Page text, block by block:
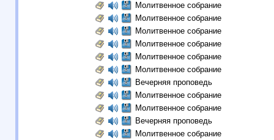
Молитвенное собрание
Молитвенное собрание
Молитвенное собрание
Молитвенное собрание
Молитвенное собрание
Молитвенное собрание
Вечерняя проповедь
Молитвенное собрание
Молитвенное собрание
Вечерняя проповедь
Молитвенное собрание